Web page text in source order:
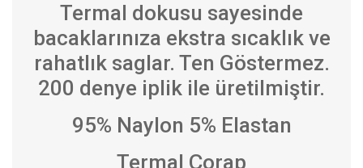
Termal dokusu sayesinde
bacaklarınıza ekstra sıcaklık ve
rahatlık saglar. Ten Göstermez.
200 denye iplik ile üretilmiştir.
95% Naylon 5% Elastan
Termal Çorap